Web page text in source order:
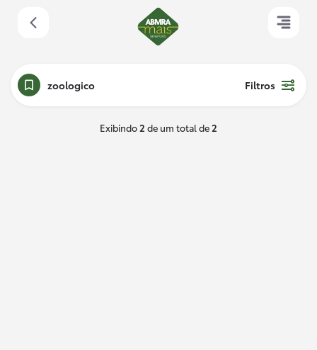
zoologico Filtros
Exibindo2 de um total de2